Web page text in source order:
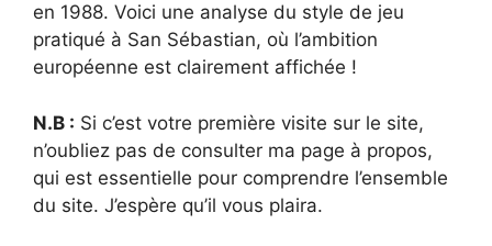
en 1988. Voici une analyse du style de jeu
pratiqué à San Sébastian, où l’ambition
européenne est clairement affichée !
N.B : Si c’est votre première visite sur le site,
n’oubliez pas de consulter ma page à propos,
qui est essentielle pour comprendre l’ensemble
du site. J’espère qu’il vous plaira.